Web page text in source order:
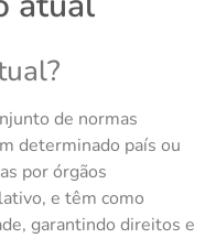
de normas
determinado país ou
por órgãos
e têm como
garantindo direitos e